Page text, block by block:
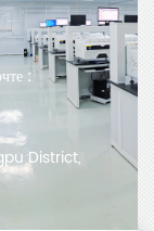
:
District,